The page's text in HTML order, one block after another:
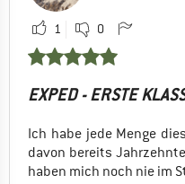
1 0
EXPED - ERSTE
Ich habe jede Menge
davon bereits
haben mich noch nie im